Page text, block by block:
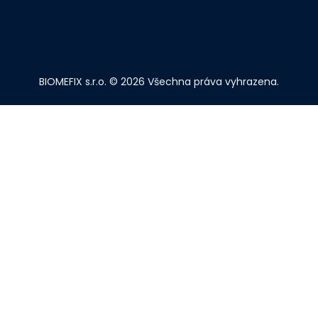
BIOMEFIX s.r.o. © 2026 Všechna práva vyhrazena.